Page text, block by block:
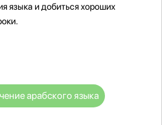
языка и добиться хороших
арабского языка